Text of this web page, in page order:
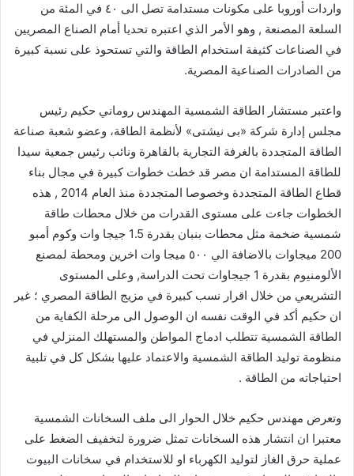
واردات أوروبا على مكونات مستدامة تصل الى ٤٠ في المئة من
السلعة المصنعة , وهو الأمر الذي اعتبره تحديا أمام الصناع المصريين
في الصناعات كثيفة استخدام الطاقة والتي تستحوذ على نسبة كبيرة
من الصادرات الصناعية المصرية.
واعتبر مستشار الطاقة الشمسية المهندس روماني حكيم رئيس
مجلس إدارة شركة «بى نيشتى» لأنظمة الطاقة، وعضو شعبة صناعة
الطاقة المتجددة بالغرفة التجارية بالقاهرة ونائب رئيس جمعية سيدا
للطاقة المستدامة ان مصر قد خطت خطوات كبيرة في مجال بناء
قطاع الطاقة المتجددة وخصوصا المتجددة منذ العام 2014 , هذه
الخطوات جاءت على مستوى القدرات من خلال محطات طاقة
شمسية ضخمة مثل محطات بنبان بقدرة 1.5 جيجا وات وكوم أمبو
200 ميجاوات بالاضافة الي ٥٠٠ ميجا وات اخرين ومحطة لمصنع
الألومنيوم بقدرة 1 جيجاوات تحت الدراسة, وعلى المستوى
التشريعي من خلال اقرار نسب كبيرة في مزيج الطاقة المصري ؛ غير
ان حكيم أكد في الوقت نفسه ان الوصول الى مرحلة الكفاية من
الطاقة الشمسية تتطلب ادماج المواطن والمستهلك المنزلي في
منظومة توليد الطاقة الشمسية والاعتماد عليها بشكل كل في تلبية
احتياجاته من الطاقة .
وتعرض مهندس حكيم خلال الحوار الى ملف السخانات الشمسية
معتبرا ان انتشار هذه السخانات تمثل ضرورة لتخفيف الضغط على
عملية حرق الغاز لتوليد الكهرباء او للاستخدام في سخانات البيوت